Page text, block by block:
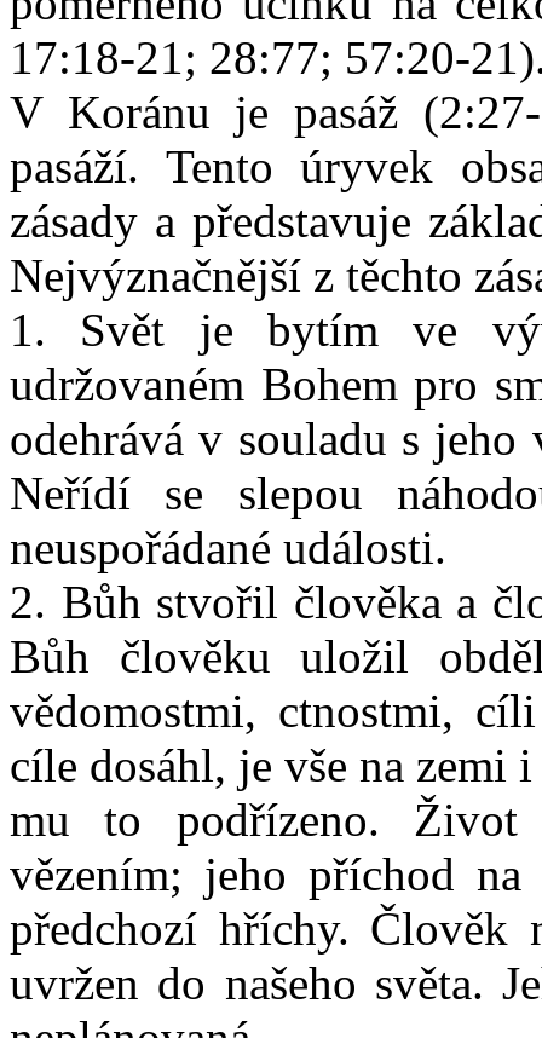
17:18-21; 28:77; 57:20-
V Koránu je pasáž
pasáží. Tento úryvek
zásady a představuje
Nejvýznačnější z těchto
1. Svět je bytím ve
udržovaném Bohem pro
odehrává v souladu s
Neřídí se slepou
neuspořádané události.
2. Bůh stvořil člověka a
Bůh člověku uložil
vědomostmi, ctnostmi,
cíle dosáhl, je vše na zemi
mu to podřízeno. Život
vězením; jeho příchod
předchozí hříchy. Člověk
uvržen do našeho světa.